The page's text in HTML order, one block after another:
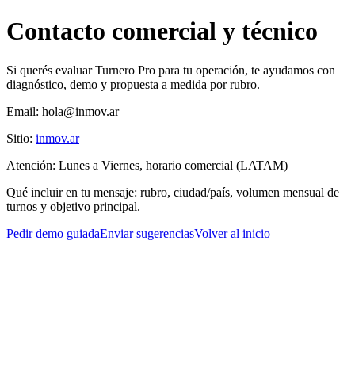
Contacto comercial y técnico
Si querés evaluar Turnero Pro para tu operación, te ayudamos con
diagnóstico, demo y propuesta a medida por rubro.
Email: hola@inmov.ar
Sitio: inmov.ar
Atención: Lunes a Viernes, horario comercial (LATAM)
Qué incluir en tu mensaje: rubro, ciudad/país, volumen mensual de
turnos y objetivo principal.
Pedir demo guiadaEnviar sugerenciasVolver al inicio